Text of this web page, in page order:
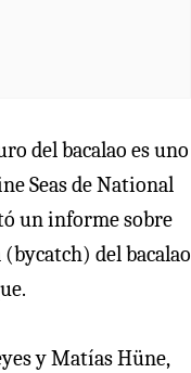
del bacalao es uno
Seas de National
un informe sobre
del bacalao
y Matías Hüne,